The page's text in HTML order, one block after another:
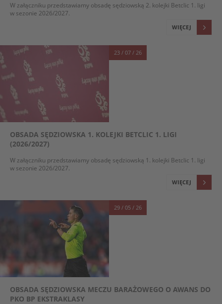
W załączniku przedstawiamy obsadę sędziowską 2. kolejki Betclic 1. ligi
w sezonie 2026/2027.
WIĘCEJ
23 / 07 / 26
OBSADA SĘDZIOWSKA 1. KOLEJKI BETCLIC 1. LIGI
(2026/2027)
W załączniku przedstawiamy obsadę sędziowską 1. kolejki Betclic 1. ligi
w sezonie 2026/2027.
WIĘCEJ
29 / 05 / 26
OBSADA SĘDZIOWSKA MECZU BARAŻOWEGO O AWANS DO
PKO BP EKSTRAKLASY